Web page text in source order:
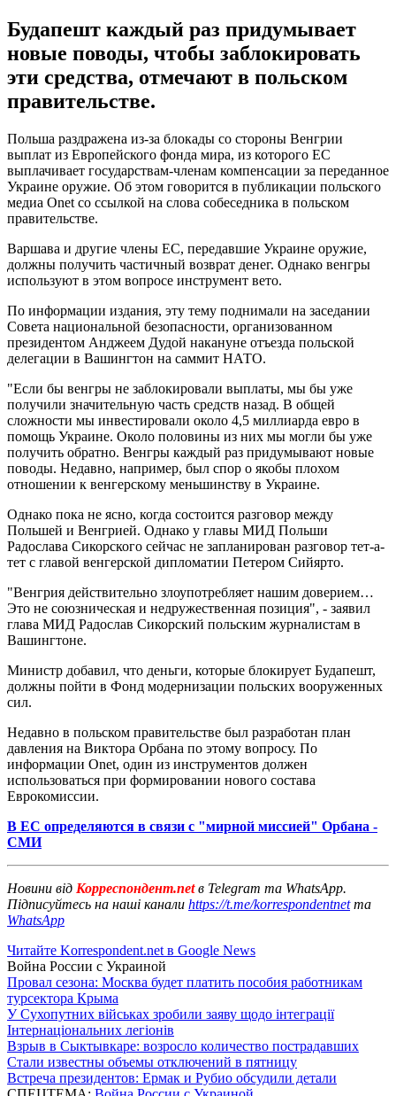
Будапешт каждый раз придумывает
новые поводы, чтобы заблокировать
эти средства, отмечают в польском
правительстве.
Польша раздражена из-за блокады со стороны Венгрии
выплат из Европейского фонда мира, из которого ЕС
выплачивает государствам-членам компенсации за переданное
Украине оружие. Об этом говорится в публикации польского
медиа Onet со ссылкой на слова собеседника в польском
правительстве.
Варшава и другие члены ЕС, передавшие Украине оружие,
должны получить частичный возврат денег. Однако венгры
используют в этом вопросе инструмент вето.
По информации издания, эту тему поднимали на заседании
Совета национальной безопасности, организованном
президентом Анджеем Дудой накануне отъезда польской
делегации в Вашингтон на саммит НАТО.
"Если бы венгры не заблокировали выплаты, мы бы уже
получили значительную часть средств назад. В общей
сложности мы инвестировали около 4,5 миллиарда евро в
помощь Украине. Около половины из них мы могли бы уже
получить обратно. Венгры каждый раз придумывают новые
поводы. Недавно, например, был спор о якобы плохом
отношении к венгерскому меньшинству в Украине.
Однако пока не ясно, когда состоится разговор между
Польшей и Венгрией. Однако у главы МИД Польши
Радослава Сикорского сейчас не запланирован разговор тет-а-
тет с главой венгерской дипломатии Петером Сийярто.
"Венгрия действительно злоупотребляет нашим доверием…
Это не союзническая и недружественная позиция", - заявил
глава МИД Радослав Сикорский польским журналистам в
Вашингтоне.
Министр добавил, что деньги, которые блокирует Будапешт,
должны пойти в Фонд модернизации польских вооруженных
сил.
Недавно в польском правительстве был разработан план
давления на Виктора Орбана по этому вопросу. По
информации Onet, один из инструментов должен
использоваться при формировании нового состава
Еврокомиссии.
В ЕС определяются в связи с "мирной миссией" Орбана -
СМИ
Новини від Корреспондент.netв Telegram та WhatsApp.
Підписуйтесь на наші канали https://t.me/korrespondentnetта
WhatsApp
Читайте Korrespondent.net в Google News
Война России с Украиной
Провал сезона: Москва будет платить пособия работникам
турсектора Крыма
У Сухопутних військах зробили заяву щодо інтеграції
Інтернаціональних легіонів
Взрыв в Сыктывкаре: возросло количество пострадавших
Стали известны объемы отключений в пятницу
Встреча президентов: Ермак и Рубио обсудили детали